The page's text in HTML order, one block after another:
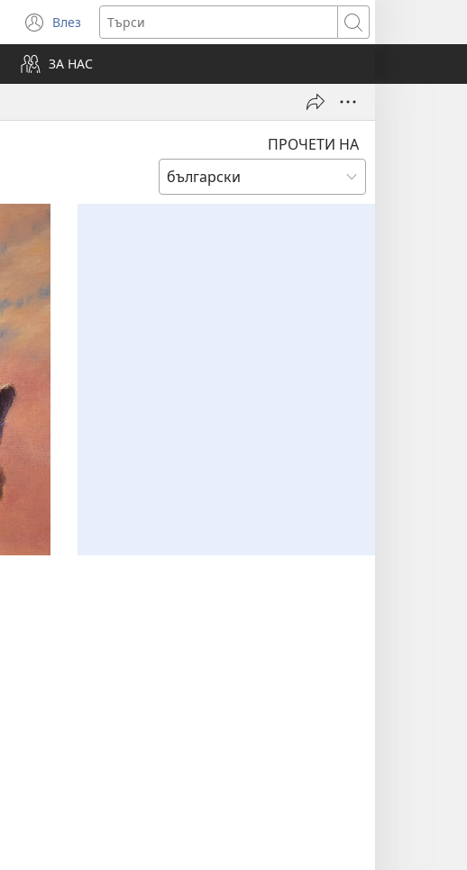
Влез
(отваря
нов
прозорец)
Търси
ЗА НАС
ПРОЧЕТИ НА